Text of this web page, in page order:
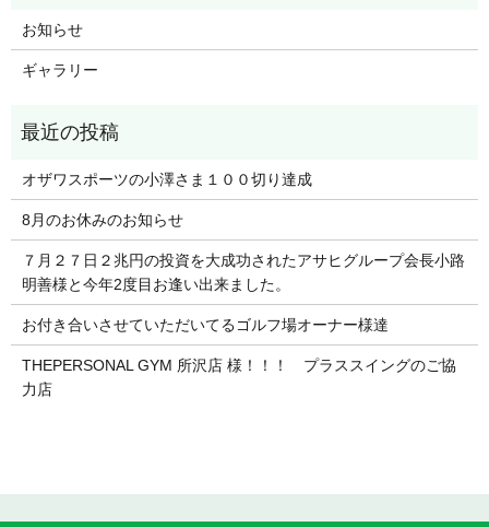
お知らせ
ギャラリー
オザワスポーツの小澤さま１００切り達成
8月のお休みのお知らせ
７月２７日２兆円の投資を大成功されたアサヒグループ会長小路
明善様と今年2度目お逢い出来ました。
お付き合いさせていただいてるゴルフ場オーナー様達
THEPERSONAL GYM 所沢店 様！！！ プラススイングのご協
力店